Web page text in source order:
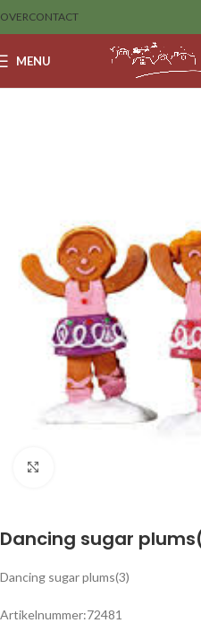
OVERCONTACT
MENU
Dancing sugar
Dancing sugar plums(3)
Artikelnummer:72481